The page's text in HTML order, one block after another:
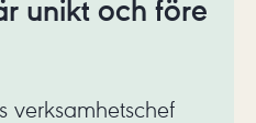
unikt och före
verksamhetschef